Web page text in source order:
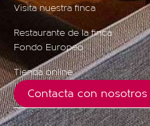
Visita nuestra finca
Restaurante de la finca
Fondo Europeo
Tienda online
Contacta con nosotros